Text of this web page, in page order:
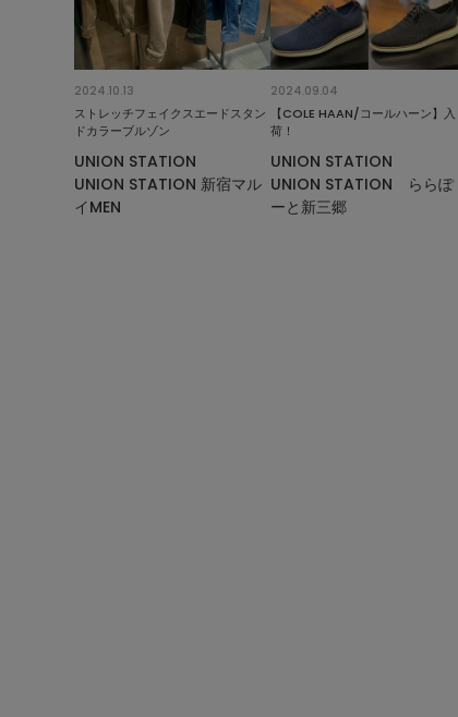
2024.10.13
ストレッチフェイクスエードスタン
ドカラーブルゾン
UNION STATION
UNION STATION 新宿マル
イMEN
2024.09.04
【COLE HAAN/コールハーン】入
荷！
UNION STATION
UNION STATION ららぽ
ーと新三郷